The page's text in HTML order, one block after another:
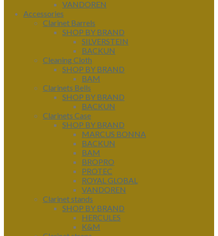
VANDOREN
Accessories
Clarinet Barrels
SHOP BY BRAND
SILVERSTEIN
BACKUN
Cleaning Cloth
SHOP BY BRAND
BAM
Clarinets Bells
SHOP BY BRAND
BACKUN
Clarinets Case
SHOP BY BRAND
MARCUS BONNA
BACKUN
BAM
BROPRO
PROTEC
ROYAL GLOBAL
VANDOREN
Clarinet stands
SHOP BY BRAND
HERCULES
K&M